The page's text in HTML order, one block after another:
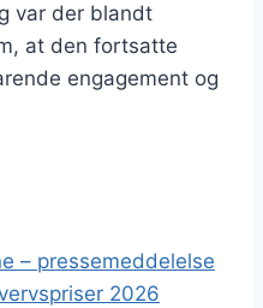
var der blandt
at den fortsatte
engagement og
– pressemeddelelse
2026